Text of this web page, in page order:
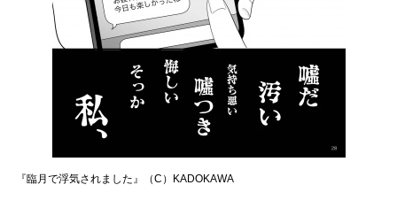
『臨月で浮気されました』（C）KADOKAWA